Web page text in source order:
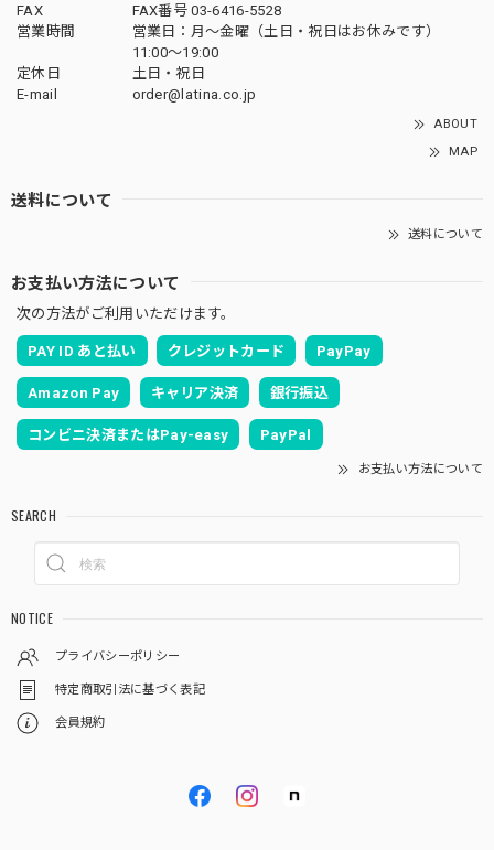
FAX
FAX番号 03-6416-5528
営業時間
営業日：月〜金曜（土日・祝日はお休みです）
11:00〜19:00
定休日
土日・祝日
E-mail
order@latina.co.jp
ABOUT
MAP
送料について
送料について
お支払い方法について
次の方法がご利用いただけます。
PAY ID あと払い クレジットカード PayPay
Amazon Pay キャリア決済 銀行振込
コンビニ決済またはPay-easy PayPal
お支払い方法について
SEARCH
NOTICE
プライバシーポリシー
特定商取引法に基づく表記
会員規約